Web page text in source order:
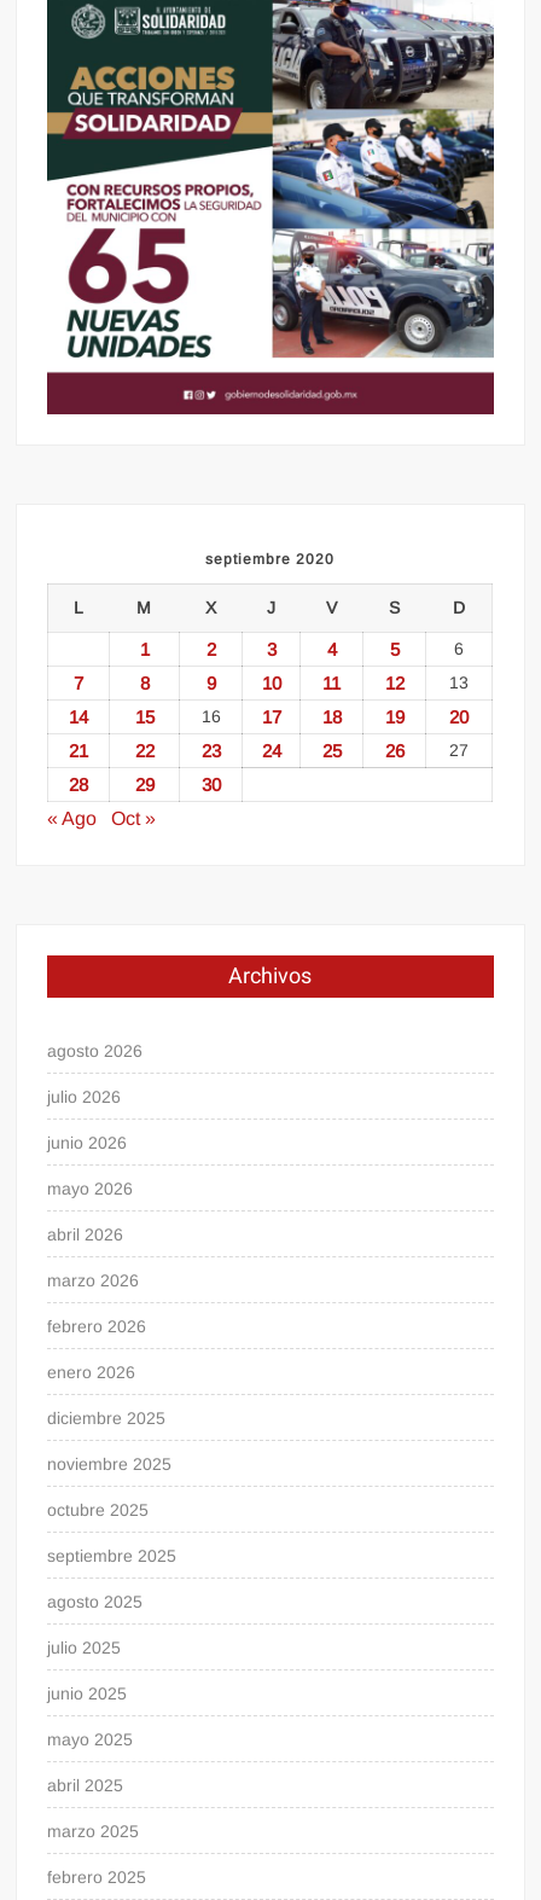
septiembre 2020
L M X J V S D
1 2 3 4 5 6
7 8 9 10 11 12 13
14 15 16 17 18 19
20
21
22 23 24 25 26 27
28 29
30
« Ago
Oct »
Archivos
agosto 2026
julio 2026
junio 2026
mayo 2026
abril 2026
marzo 2026
febrero 2026
enero 2026
diciembre 2025
noviembre 2025
octubre 2025
septiembre 2025
agosto 2025
julio 2025
junio 2025
mayo 2025
abril 2025
marzo 2025
febrero 2025